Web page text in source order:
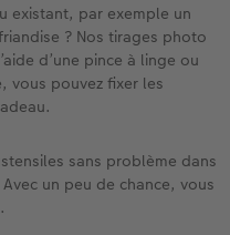
existant, par exemple un
? Nos tirages photo
d’une pince à linge ou
vous pouvez fixer les
sans problème dans
un peu de chance, vous